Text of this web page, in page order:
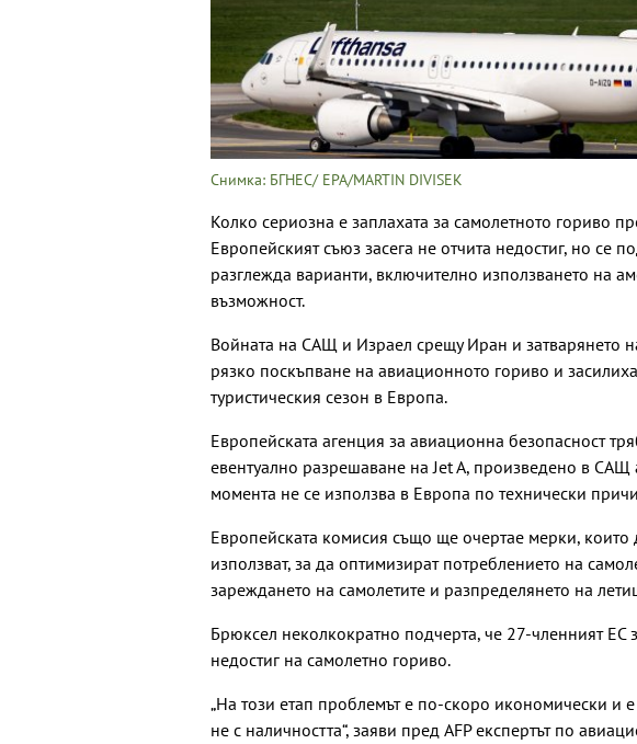
Снимка: БГНЕС/ EPA/MARTIN DIVISEK
Колко сериозна е заплахата за самолетното гориво
Европейският съюз засега не отчита недостиг, но се
разглежда варианти, включително използването на
възможност.
Войната на САЩ и Израел срещу Иран и затварянето
рязко поскъпване на авиационното гориво и
туристическия сезон в Европа.
Европейската агенция за авиационна безопасност
евентуално разрешаване на Jet A, произведено в
момента не се използва в Европа по технически
Европейската комисия също ще очертае мерки, които
използват, за да оптимизират потреблението на
зареждането на самолетите и разпределянето на
Брюксел неколкократно подчерта, че 27-членният ЕС
недостиг на самолетно гориво.
„На този етап проблемът е по-скоро икономически и
не с наличността“, заяви пред AFP експертът по